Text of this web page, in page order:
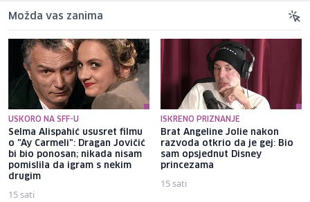
Možda vas zanima
USKORO NA SFF-U
Selma Alispahić ususret filmu
o "Ay Carmeli": Dragan Jovičić
bi bio ponosan; nikada nisam
pomislila da igram s nekim
drugim
15 sati
ISKRENO PRIZNANJE
Brat Angeline Jolie nakon
razvoda otkrio da je gej: Bio
sam opsjednut Disney
princezama
15 sati